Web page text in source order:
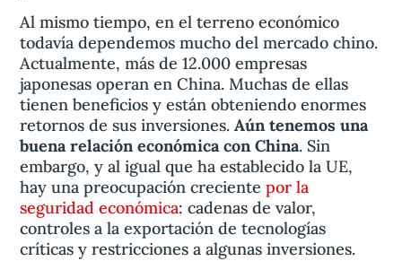
Al mismo tiempo, en el terreno económico
todavía dependemos mucho del mercado chino.
Actualmente, más de 12.000 empresas
japonesas operan en China. Muchas de ellas
tienen beneficios y están obteniendo enormes
retornos de sus inversiones.Aún tenemos una
buena relación económica con China. Sin
embargo, y al igual que ha establecido la UE,
hay una preocupación crecientepor la
seguridad económica: cadenas de valor,
controles a la exportación de tecnologías
críticas y restricciones a algunas inversiones.